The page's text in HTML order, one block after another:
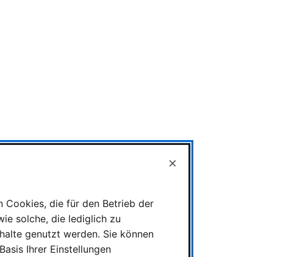
×
Cookies, die für den Betrieb der
solche, die lediglich zu
genutzt werden. Sie können
Ihrer Einstellungen